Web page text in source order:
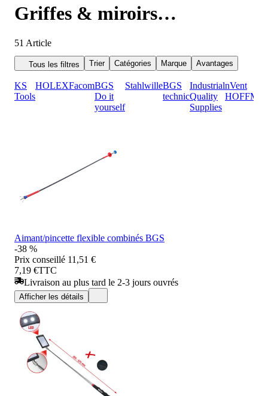
Griffes & miroirs
d'inspection
51 Article
Tous les filtres Trier Catégories Marque Avantages
KS
Tools
HOLEXFacomBGS
Do it
yourself
StahlwilleBGS
technic
Industrial
Quality
Supplies
nVent
Aimant/pincette flexible combinés BGS
-38 %
Prix conseillé 11,51 €
7,19 €TTC
Livraison au plus tard le 2-3 jours ouvrés
Afficher les détails